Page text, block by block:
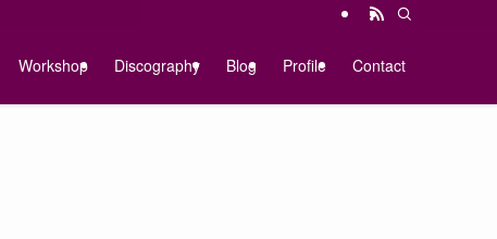
Workshop Discography Blog Profile Contact